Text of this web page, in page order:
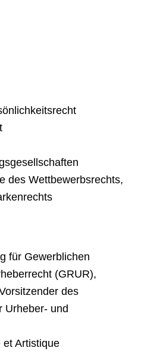
des Wettbewerbsrechts,
für Gewerblichen
(GRUR),
des
Urheber- und
Artistique